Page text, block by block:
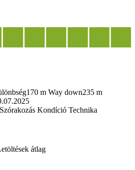
170 m Way down235 m
Szórakozás Kondíció Technika
átlag